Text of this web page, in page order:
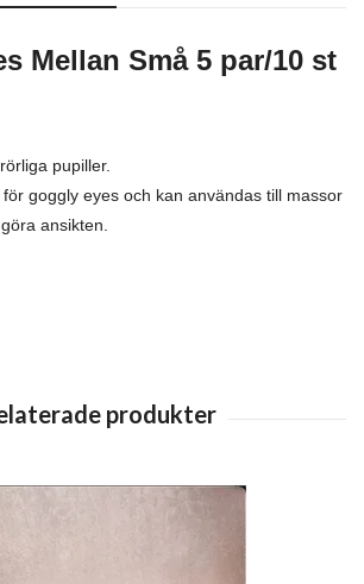
Mellan Små 5 par/10 st
pupiller.
goggly eyes och kan användas till massor
ansikten.